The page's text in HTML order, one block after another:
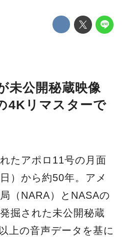
未公開秘蔵映像
4Kリマスターで
たアポロ11号の月面
）から約50年。アメ
（NARA）とNASAの
掘された未公開秘蔵
上の音声データを基に